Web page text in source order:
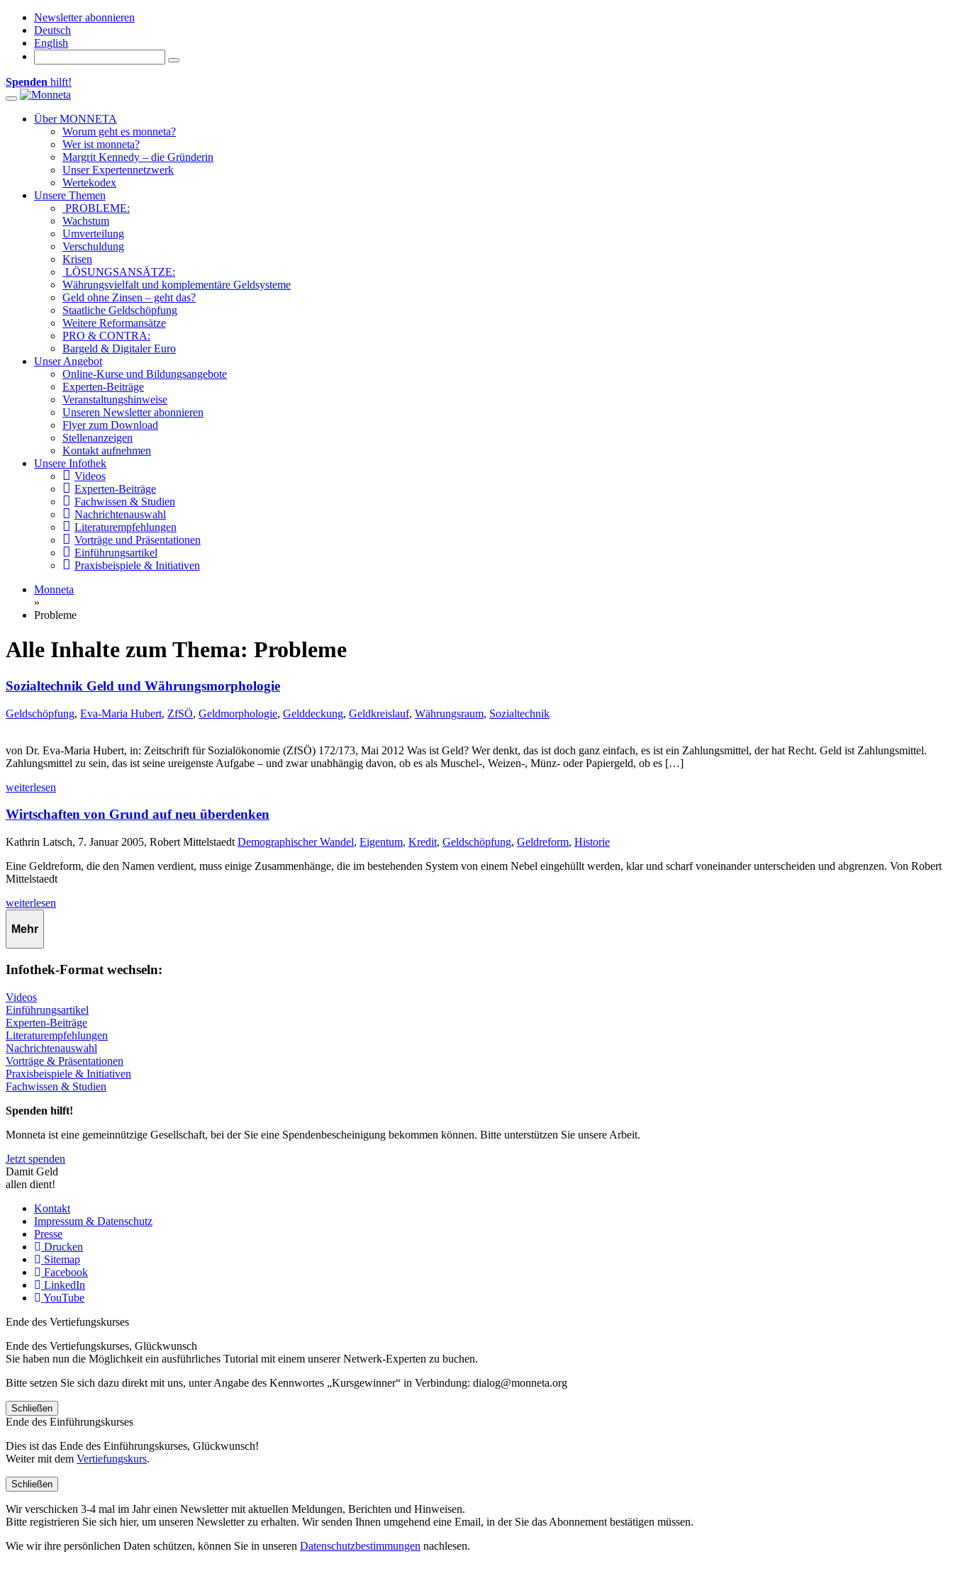
Newsletter abonnieren
Deutsch
English
Spenden hilft!
Toggle navigation
Über MONNETA
Worum geht es monneta?
Wer ist monneta?
Margrit Kennedy – die Gründerin
Unser Expertennetzwerk
Wertekodex
Unsere Themen
PROBLEME:
Wachstum
Umverteilung
Verschuldung
Krisen
LÖSUNGSANSÄTZE:
Währungsvielfalt und komplementäre Geldsysteme
Geld ohne Zinsen – geht das?
Staatliche Geldschöpfung
Weitere Reformansätze
PRO & CONTRA:
Bargeld & Digitaler Euro
Unser Angebot
Online-Kurse und Bildungsangebote
Experten-Beiträge
Veranstaltungshinweise
Unseren Newsletter abonnieren
Flyer zum Download
Stellenanzeigen
Kontakt aufnehmen
Unsere Infothek
Videos
Experten-Beiträge
Fachwissen & Studien
Nachrichtenauswahl
Literaturempfehlungen
Vorträge und Präsentationen
Einführungsartikel
Praxisbeispiele & Initiativen
Monneta
»
Probleme
Alle Inhalte zum Thema: Probleme
Sozialtechnik Geld und Währungsmorphologie
Geldschöpfung, Eva-Maria Hubert, ZfSÖ, Geldmorphologie, Gelddeckung, Geldkreislauf, Währungsraum, Sozialtechnik
von Dr. Eva-Maria Hubert, in: Zeitschrift für Sozialökonomie (ZfSÖ) 172/173, Mai 2012 Was ist Geld? Wer denkt, das ist doch ganz einfach, es ist ein Zahlungsmittel, der hat Recht. Geld ist Zahlungsmittel.
Zahlungsmittel zu sein, das ist seine ureigenste Aufgabe – und zwar unabhängig davon, ob es als Muschel-, Weizen-, Münz- oder Papiergeld, ob es […]
weiterlesen
Wirtschaften von Grund auf neu überdenken
Kathrin Latsch, 7. Januar 2005, Robert Mittelstaedt Demographischer Wandel, Eigentum, Kredit, Geldschöpfung, Geldreform, Historie
Eine Geldreform, die den Namen verdient, muss einige Zusammenhänge, die im bestehenden System von einem Nebel eingehüllt werden, klar und scharf voneinander unterscheiden und abgrenzen. Von Robert
Mittelstaedt
weiterlesen
Mehr
Infothek-Format wechseln:
Videos
Einführungsartikel
Experten-Beiträge
Literaturempfehlungen
Nachrichtenauswahl
Vorträge & Präsentationen
Praxisbeispiele & Initiativen
Fachwissen & Studien
Spenden hilft!
Monneta ist eine gemeinnützige Gesellschaft, bei der Sie eine Spendenbescheinigung bekommen können. Bitte unterstützen Sie unsere Arbeit.
Jetzt spenden
Damit Geld
allen dient!
Kontakt
Impressum & Datenschutz
Presse
Drucken
Sitemap
Facebook
LinkedIn
YouTube
Ende des Vertiefungskurses
Ende des Vertiefungskurses, Glückwunsch
Sie haben nun die Möglichkeit ein ausführliches Tutorial mit einem unserer Netwerk-Experten zu buchen.
Bitte setzen Sie sich dazu direkt mit uns, unter Angabe des Kennwortes „Kursgewinner“ in Verbindung: dialog@monneta.org
Schließen
Ende des Einführungskurses
Dies ist das Ende des Einführungskurses, Glückwunsch!
Weiter mit dem Vertiefungskurs.
Schließen
Wir verschicken 3-4 mal im Jahr einen Newsletter mit aktuellen Meldungen, Berichten und Hinweisen.
Bitte registrieren Sie sich hier, um unseren Newsletter zu erhalten. Wir senden Ihnen umgehend eine Email, in der Sie das Abonnement bestätigen müssen.
Wie wir ihre persönlichen Daten schützen, können Sie in unseren Datenschutzbestimmungen nachlesen.